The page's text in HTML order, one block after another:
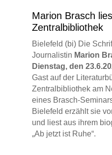
Marion Brasch
Zentralbibliothek
Bielefeld (bi) Die
Journalistin Marion
Dienstag, den
Gast auf der
Zentralbibliothek am
eines Brasch-
Bielefeld erzählt sie
und liest aus ihrem
„Ab jetzt ist Ruhe“.